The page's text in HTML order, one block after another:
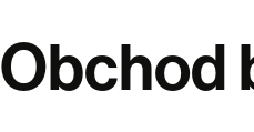
Obchod